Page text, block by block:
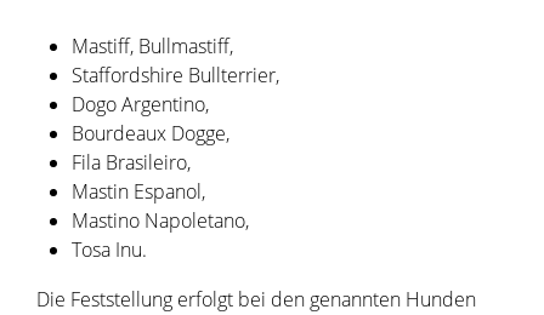
Mastiff, Bullmastiff,
Staffordshire Bullterrier,
Dogo Argentino,
Bourdeaux Dogge,
Fila Brasileiro,
Mastin Espanol,
Mastino Napoletano,
Tosa Inu.
Die Feststellung erfolgt bei den genannten Hunden